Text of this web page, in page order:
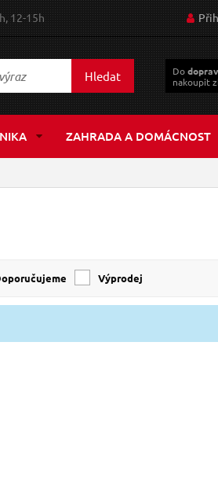
12-15h
Hledat Do
nakoupit
ZAHRADA A DOMÁCNOST
Doporučujeme Výprodej